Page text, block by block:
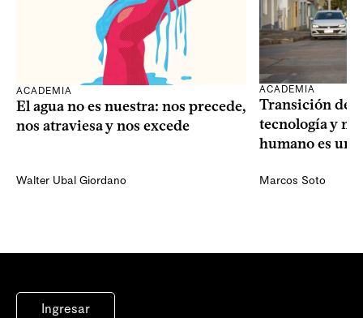
ACADEMIA
El agua no es nuestra: nos precede,
nos atraviesa y nos excede
Walter Ubal Giordano
ACADEMIA
Transición
tecnología y
humano es
Marcos Soto
Ingresar